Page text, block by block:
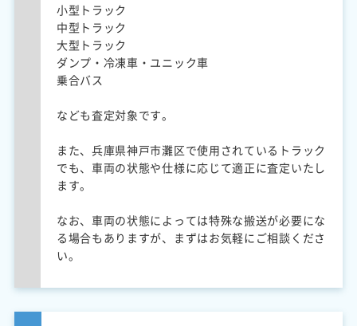
小型トラック
中型トラック
大型トラック
ダンプ・冷凍車・ユニック車
乗合バス
なども査定対象です。
また、兵庫県神戸市灘区で使用されているトラック
でも、車両の状態や仕様に応じて適正に査定いたし
ます。
なお、車両の状態によっては特殊な搬送が必要にな
る場合もありますが、まずはお気軽にご相談くださ
い。